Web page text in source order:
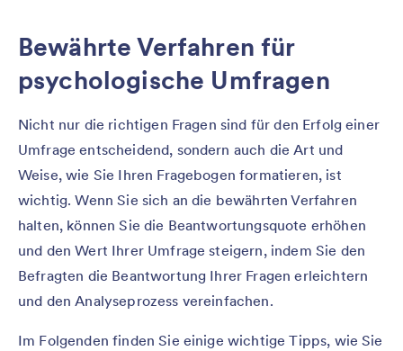
Bewährte Verfahren für
psychologische Umfragen
Nicht nur die richtigen Fragen sind für den Erfolg einer
Umfrage entscheidend, sondern auch die Art und
Weise, wie Sie Ihren Fragebogen formatieren, ist
wichtig. Wenn Sie sich an die bewährten Verfahren
halten, können Sie die Beantwortungsquote erhöhen
und den Wert Ihrer Umfrage steigern, indem Sie den
Befragten die Beantwortung Ihrer Fragen erleichtern
und den Analyseprozess vereinfachen.
Im Folgenden finden Sie einige wichtige Tipps, wie Sie